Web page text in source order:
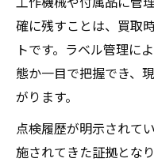
確に残すことは、買取
トです。ラベル管理に
態か一目で把握でき、
がります。
点検履歴が明示されて
施されてきた証拠とな